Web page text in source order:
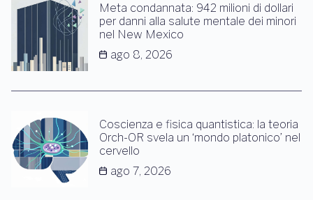
Meta condannata: 942 milioni di dollari
per danni alla salute mentale dei minori
nel New Mexico
ago 8, 2026
Coscienza e fisica quantistica: la teoria
Orch-OR svela un ‘mondo platonico’ nel
cervello
ago 7, 2026